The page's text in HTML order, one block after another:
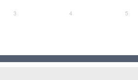
3 4 5